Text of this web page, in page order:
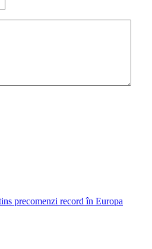
precomenzi record în Europa